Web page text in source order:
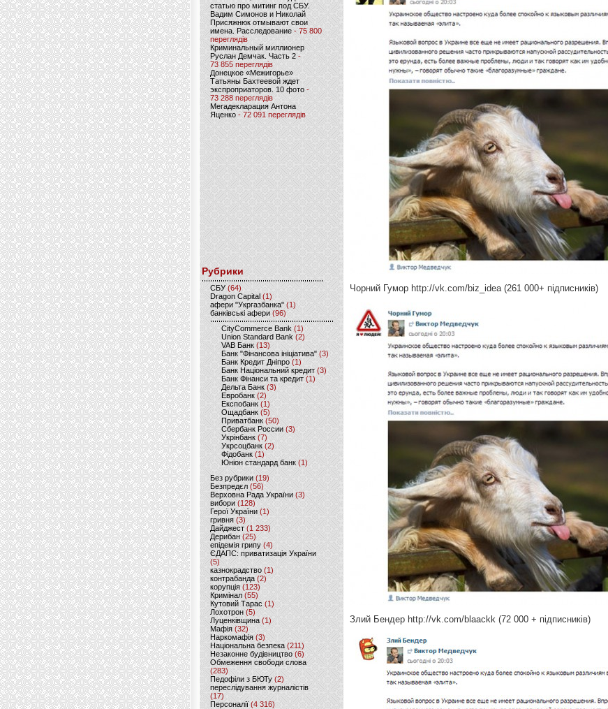
статью про митинг под СБУ.
Вадим Симонов и Николай
Присяжнюк отмывают свои
имена. Расследование - 75 800
переглядів
Криминальный миллионер
Руслан Демчак. Часть 2-
73 855 переглядів
Донецкое «Межигорье»
Татьяны Бахтеевой ждет
экспроприаторов. 10 фото -
73 288 переглядів
Мегадекларация Антона
Яценко - 72 091 переглядів
Рубрики
CБУ (64)
Dragon Capital (1)
афери "Укргазбанка" (1)
банківські афери (96)
CityCommerce Bank (1)
Union Standard Bank (2)
VAB Банк (13)
Банк "Фінансова ініціатива" (3)
Банк Кредит Дніпро (1)
Банк Національний кредит (3)
Банк Фінанси та кредит (1)
Дельта Банк (3)
Евробанк(2)
Експобанк (1)
Ощадбанк(5)
Приватбанк (50)
Сбербанк России (3)
Укрінбанк(7)
Укрсоцбанк (2)
Фідобанк (1)
Юніон стандард банк(1)
Без рубрики (19)
Безпредєл(56)
Верховна Рада України (3)
вибори(128)
Герої України(1)
гривня (3)
Дайджест (1 233)
Дерибан (25)
епідемія грипу (4)
ЄДАПС: приватизація України
(5)
казнокрадство (1)
контрабанда (2)
корупція (123)
Кримінал (55)
Кутовий Тарас (1)
Лохотрон(5)
Луценківщина (1)
Мафія (32)
Наркомафія (3)
Національна безпека (211)
Незаконне будівництво(6)
Обмеження свободи слова
(283)
Педофіли з БЮТу (2)
переслідування журналістів
(17)
Персоналії (4 316)
Чорний Гумор http://vk.com/biz_idea (261 000+ підписників)
Злий Бендер http://vk.com/blaackk (72 000 + підписників)